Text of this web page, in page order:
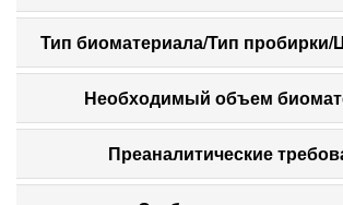
Тип биоматериала/Тип
Необходимый объем
Преаналитические